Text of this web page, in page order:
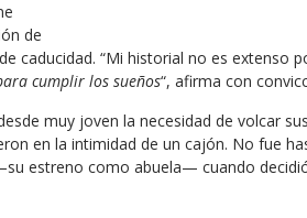
de
caducidad. “Mi historial no es extenso
cumplir los sueños“, afirma con
muy joven la necesidad de volcar
en la intimidad de un cajón. No fue
estreno como abuela— cuando